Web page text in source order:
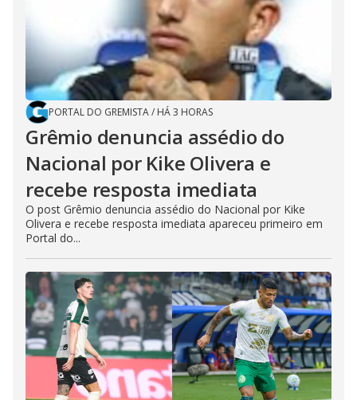
PORTAL DO GREMISTA/ HÁ 3 HORAS
Grêmio denuncia assédio do
Nacional por Kike Olivera e
recebe resposta imediata
O post Grêmio denuncia assédio do Nacional por Kike
Olivera e recebe resposta imediata apareceu primeiro em
Portal do...